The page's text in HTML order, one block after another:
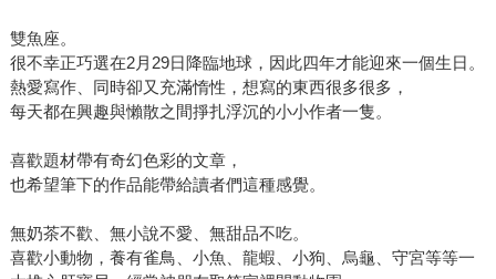
雙魚座。
很不幸正巧選在2月29日降臨地球，因此四年才能迎來一個生日。
熱愛寫作、同時卻又充滿惰性，想寫的東西很多很多，
每天都在興趣與懶散之間掙扎浮沉的小小作者一隻。
喜歡題材帶有奇幻色彩的文章，
也希望筆下的作品能帶給讀者們這種感覺。
無奶茶不歡、無小說不愛、無甜品不吃。
喜歡小動物，養有雀鳥、小魚、龍蝦、小狗、烏龜、守宮等等一